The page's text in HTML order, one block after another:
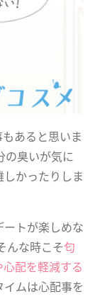
あると思いま
の臭いが気に
かったりしま
トが楽しめな
んな時こそ匂
配を軽減する
ムは心配事を